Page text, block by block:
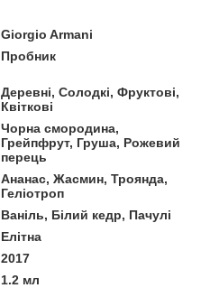
Giorgio Armani
Пробник
Деревні, Солодкі, Фруктові,
Квіткові
Чорна смородина,
Грейпфрут, Груша, Рожевий
перець
Ананас, Жасмин, Троянда,
Геліотроп
Ваніль, Білий кедр, Пачулі
Елітна
2017
1.2 мл